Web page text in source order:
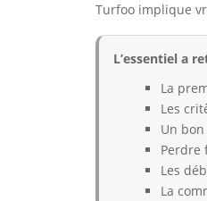
Turfoo implique
L’essentiel a
La
Les
Un
Perdre
Les
La